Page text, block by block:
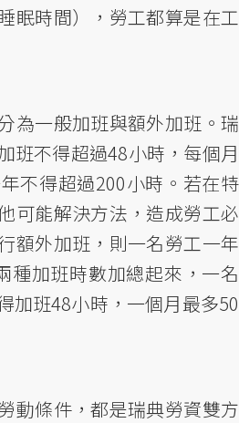
眠時間），勞工都算是在工
為一般加班與額外加班。瑞
班不得超過48小時，每個月
不得超過200小時。若在特
可能解決方法，造成勞工必
額外加班，則一名勞工一年
種加班時數加總起來，一名
加班48小時，一個月最多50
動條件，都是瑞典勞資雙方